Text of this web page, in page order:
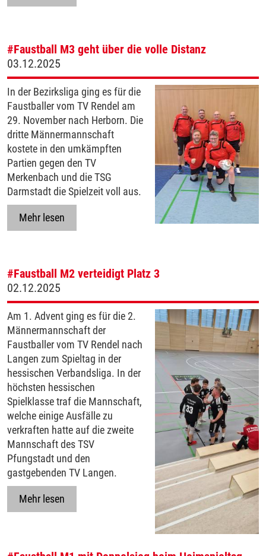
#Faustball M3 geht über die volle Distanz
03.12.2025
In der Bezirksliga ging es für die
Faustballer vom TV Rendel am
29. November nach Herborn. Die
dritte Männermannschaft
kostete in den umkämpften
Partien gegen den TV
Merkenbach und die TSG
Darmstadt die Spielzeit voll aus.
Mehr lesen
#Faustball M2 verteidigt Platz 3
02.12.2025
Am 1. Advent ging es für die 2.
Männermannschaft der
Faustballer vom TV Rendel nach
Langen zum Spieltag in der
hessischen Verbandsliga. In der
höchsten hessischen
Spielklasse traf die Mannschaft,
welche einige Ausfälle zu
verkraften hatte auf die zweite
Mannschaft des TSV
Pfungstadt und den
gastgebenden TV Langen.
Mehr lesen